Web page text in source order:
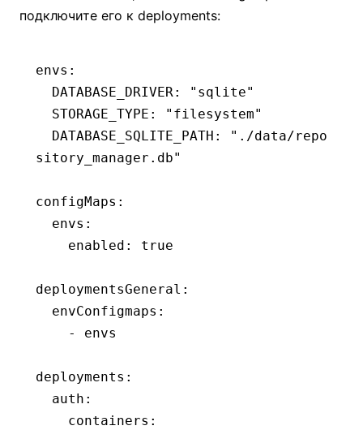
подключите его к deployments:
envs :
  DATABASE_DRIVER
:
"sqlite"
  STORAGE_TYPE
:
"filesystem"
  DATABASE_SQLITE_PATH
:
"./data/repo
sitory_manager.db"
configMaps :
  envs
:
    enabled
: true
deploymentsGeneral :
  envConfigmaps
:
    -
envs
deployments :
  auth
:
    containers
: